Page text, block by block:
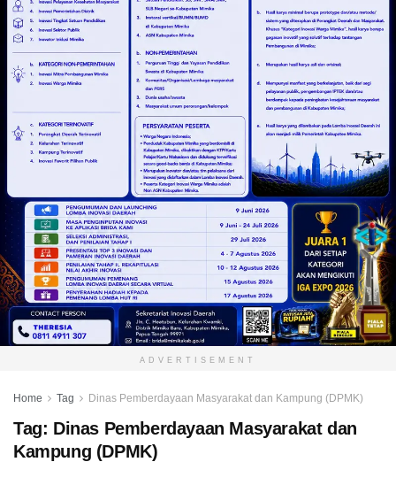
ADVERTISEMENT
Home Tag Dinas Pemberdayaan Masyarakat dan Kampung (DPMK)
Tag: Dinas Pemberdayaan Masyarakat dan
Kampung (DPMK)